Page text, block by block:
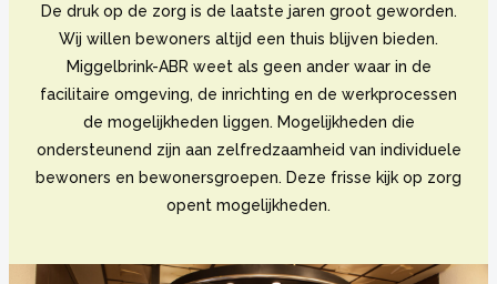
De druk op de zorg is de laatste jaren groot geworden.
Wij willen bewoners altijd een thuis blijven bieden.
Miggelbrink-ABR weet als geen ander waar in de
facilitaire omgeving, de inrichting en de werkprocessen
de mogelijkheden liggen. Mogelijkheden die
ondersteunend zijn aan zelfredzaamheid van individuele
bewoners en bewonersgroepen. Deze frisse kijk op zorg
opent mogelijkheden.